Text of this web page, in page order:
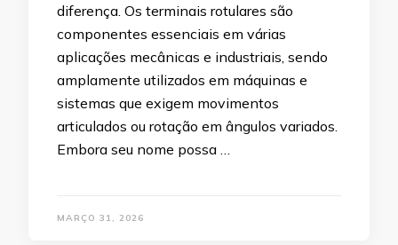
diferença. Os terminais rotulares são
componentes essenciais em várias
aplicações mecânicas e industriais, sendo
amplamente utilizados em máquinas e
sistemas que exigem movimentos
articulados ou rotação em ângulos variados.
Embora seu nome possa …
MARÇO 31, 2026